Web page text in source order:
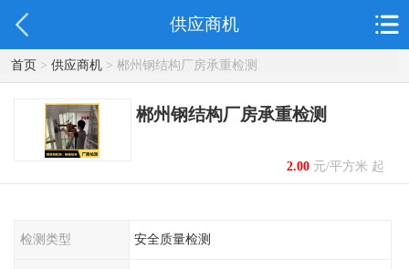
供应商机
首页> 供应商机> 郴州钢结构厂房承重检测
郴州钢结构厂房承重检测
2.00元/平方米 起
检测类型 安全质量检测